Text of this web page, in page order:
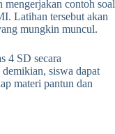
mengerjakan contoh soal
Latihan tersebut akan
mungkin muncul.
4 SD secara
siswa dapat
materi pantun dan